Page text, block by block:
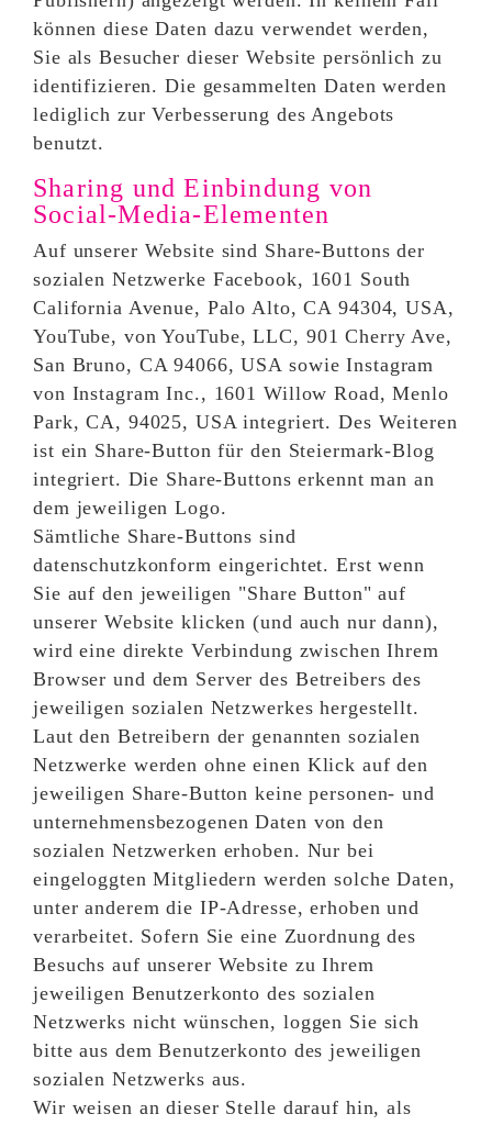
können diese Daten dazu verwendet werden,
Sie als Besucher dieser Website persönlich zu
identifizieren. Die gesammelten Daten werden
lediglich zur Verbesserung des Angebots
benutzt.
Sharing und Einbindung von
Social-Media-Elementen
Auf unserer Website sind Share-Buttons der
sozialen Netzwerke Facebook, 1601 South
California Avenue, Palo Alto, CA 94304, USA,
YouTube, von YouTube, LLC, 901 Cherry Ave,
San Bruno, CA 94066, USA sowie Instagram
von Instagram Inc., 1601 Willow Road, Menlo
Park, CA, 94025, USA integriert. Des Weiteren
ist ein Share-Button für den Steiermark-Blog
integriert. Die Share-Buttons erkennt man an
dem jeweiligen Logo.
Sämtliche Share-Buttons sind
datenschutzkonform eingerichtet. Erst wenn
Sie auf den jeweiligen "Share Button" auf
unserer Website klicken (und auch nur dann),
wird eine direkte Verbindung zwischen Ihrem
Browser und dem Server des Betreibers des
jeweiligen sozialen Netzwerkes hergestellt.
Laut den Betreibern der genannten sozialen
Netzwerke werden ohne einen Klick auf den
jeweiligen Share-Button keine personen- und
unternehmensbezogenen Daten von den
sozialen Netzwerken erhoben. Nur bei
eingeloggten Mitgliedern werden solche Daten,
unter anderem die IP-Adresse, erhoben und
verarbeitet. Sofern Sie eine Zuordnung des
Besuchs auf unserer Website zu Ihrem
jeweiligen Benutzerkonto des sozialen
Netzwerks nicht wünschen, loggen Sie sich
bitte aus dem Benutzerkonto des jeweiligen
sozialen Netzwerks aus.
Wir weisen an dieser Stelle darauf hin, als